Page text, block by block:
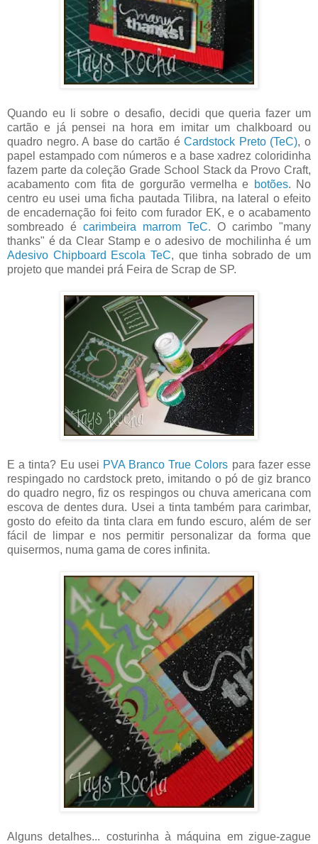
Quando eu li sobre o desafio, decidi que queria fazer um
cartão e já pensei na hora em imitar um chalkboard ou
quadro negro. A base do cartão éCardstock Preto (TeC), o
papel estampado com números e a base xadrez coloridinha
fazem parte da coleção Grade School Stack da Provo Craft,
acabamento com fita de gorgurão vermelha e botões. No
centro eu usei uma ficha pautada Tilibra, na lateral o efeito
de encadernação foi feito com furador EK, e o acabamento
sombreado é carimbeira marrom TeC. O carimbo "many
thanks" é da Clear Stamp e o adesivo de mochilinha é um
Adesivo Chipboard Escola TeC, que tinha sobrado de um
projeto que mandei prá Feira de Scrap de SP.
E a tinta? Eu usei PVA Branco True Colors para fazer esse
respingado no cardstock preto, imitando o pó de giz branco
do quadro negro, fiz os respingos ou chuva americana com
escova de dentes dura. Usei a tinta também para carimbar,
gosto do efeito da tinta clara em fundo escuro, além de ser
fácil de limpar e nos permitir personalizar da forma que
quisermos, numa gama de cores infinita.
Alguns detalhes... costurinha à máquina em zigue-zague